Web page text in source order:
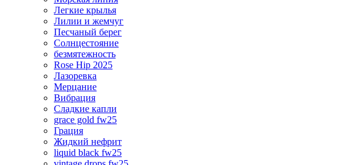
Легкие крылья
Лилии и жемчуг
Песчаный берег
Солнцестояние
безмятежность
Rose Hip 2025
Лазоревка
Мерцание
Вибрация
Сладкие капли
grace gold fw25
Грация
Жидкий нефрит
liquid black fw25